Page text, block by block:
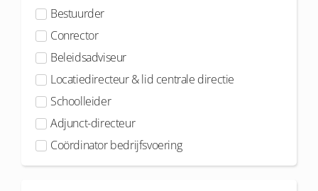
Bestuurder
Conrector
Beleidsadviseur
Locatiedirecteur & lid centrale directie
Schoolleider
Adjunct-directeur
Coördinator bedrijfsvoering